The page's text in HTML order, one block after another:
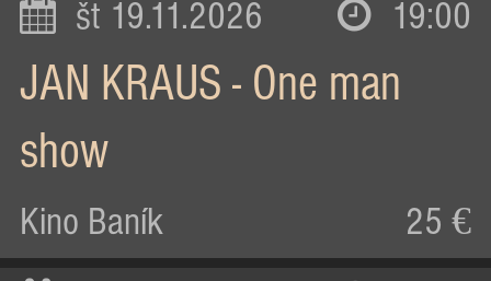
št 19.11.2026 19:00
JAN KRAUS - One man
show
Kino Baník 25 €